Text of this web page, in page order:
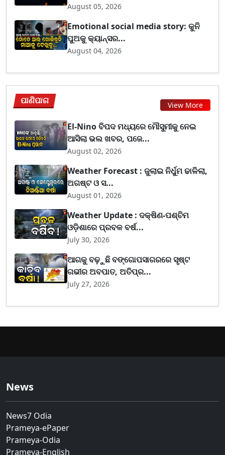
August 05, 2026
Emotional social media story: କୁନି
ପୁଅକୁ କ୍ୟାନ୍ସର...
August 04, 2026
ପାଣିପାଗ View More
El-Nino ବିପଦ ମଧ୍ୟରେ ମୌସୁମୀକୁ ନେଇ
ଆସିଲା ଭଲ ଖବର, ପଜେ...
August 02, 2026
Weather Forecast : ଜୁଲାଇ ନିର୍ଧୁମ ଢାଳିଲା,
ଅଗଷ୍ଟ ଓ ସ...
August 01, 2026
Weather Update : ଦକ୍ଷିଣ-ପଶ୍ଚିମ
ଓଡ଼ିଶାରେ ପ୍ରବଳ ବର୍ଷ...
July 30, 2026
ଆଗକୁ ବଢ଼ୁଛି ବଙ୍ଗୋପସାଗରରେ ସୃଷ୍ଟ
ଗଭୀର ଅବପାତ, ଅତିପ୍ର...
July 27, 2026
News
News7 Odia
Prameya-ePaper
Prameya-Odia
Prameya-English